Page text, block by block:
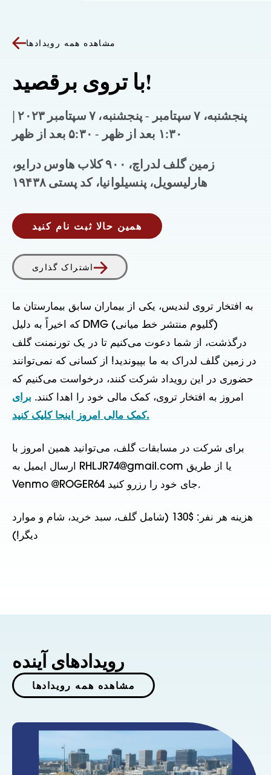
مشاهده همه رویدادها
با تروی برقصید!
پنجشنبه، ۷ سپتامبر - پنجشنبه، ۷ سپتامبر ۲۰۲۳ |
۱:۳۰ بعد از ظهر - ۵:۳۰ بعد از ظهر
زمین گلف لدراچ، ۹۰۰ کلاب هاوس درایو،
هارلیسویل، پنسیلوانیا، کد پستی ۱۹۴۳۸
همین حالا ثبت نام کنید
اشتراک گذاری
به افتخار تروی لندیس، یکی از بیماران سابق بیمارستان ما
که اخیراً به دلیل DMG (گلیوم منتشر خط میانی)
درگذشت، از شما دعوت می‌کنیم تا در یک تورنمنت گلف
در زمین گلف لدراک به ما بپیوندید! از کسانی که نمی‌توانند
حضوری در این رویداد شرکت کنند، درخواست می‌کنیم که
امروز به افتخار تروی، کمک مالی خود را اهدا کنند. برای
کمک مالی امروز اینجا کلیک کنید.
برای شرکت در مسابقات گلف، می‌توانید همین امروز با
ارسال ایمیل به RHLJR74@gmail.com یا از طریق
Venmo @ROGER64 جای خود را رزرو کنید.
هزینه هر نفر: $130 (شامل گلف، سبد خرید، شام و موارد
دیگر!)
رویدادهای آینده
مشاهده همه رویدادها